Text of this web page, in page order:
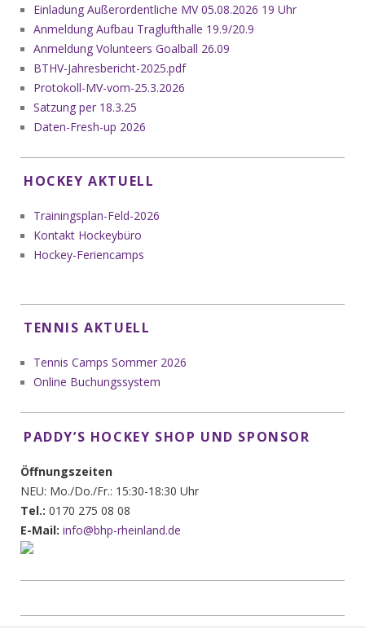
Einladung Außerordentliche MV 05.08.2026 19 Uhr
Anmeldung Aufbau Traglufthalle 19.9/20.9
Anmeldung Volunteers Goalball 26.09
BTHV-Jahresbericht-2025.pdf
Protokoll-MV-vom-25.3.2026
Satzung per 18.3.25
Daten-Fresh-up 2026
HOCKEY AKTUELL
Trainingsplan-Feld-2026
Kontakt Hockeybüro
Hockey-Feriencamps
TENNIS AKTUELL
Tennis Camps Sommer 2026
Online Buchungssystem
PADDY’S HOCKEY SHOP UND SPONSOR
Öffnungszeiten
NEU: Mo./Do./Fr.: 15:30-18:30 Uhr
Tel.: 0170 275 08 08
E-Mail: info@bhp-rheinland.de